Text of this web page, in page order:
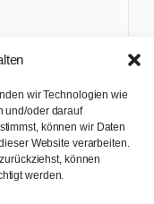
wir Technologien wie
und/oder darauf
können wir Daten
Website verarbeiten.
können
werden.